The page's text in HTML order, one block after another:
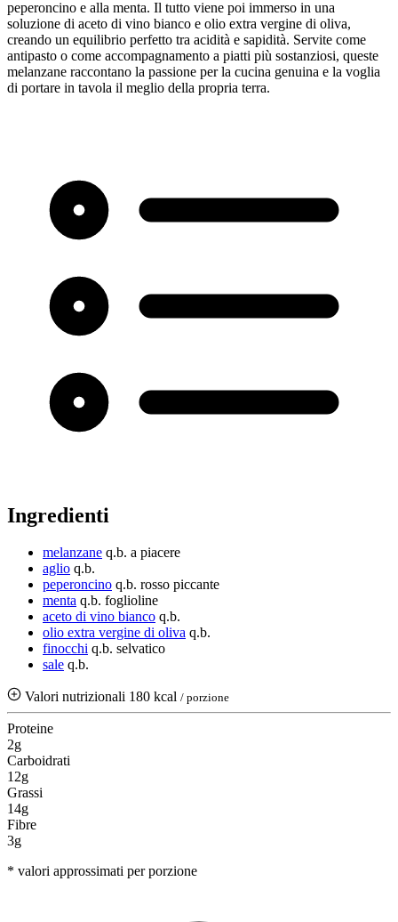
peperoncino e alla menta. Il tutto viene poi immerso in una
soluzione di aceto di vino bianco e olio extra vergine di oliva,
creando un equilibrio perfetto tra acidità e sapidità. Servite come
antipasto o come accompagnamento a piatti più sostanziosi, queste
melanzane raccontano la passione per la cucina genuina e la voglia
di portare in tavola il meglio della propria terra.
Ingredienti
melanzane q.b. a piacere
aglio q.b.
peperoncino q.b. rosso piccante
menta q.b. foglioline
aceto di vino bianco q.b.
olio extra vergine di oliva q.b.
finocchi q.b. selvatico
sale q.b.
Valori nutrizionali 180 kcal / porzione
Proteine
2g
Carboidrati
12g
Grassi
14g
Fibre
3g
* valori approssimati per porzione